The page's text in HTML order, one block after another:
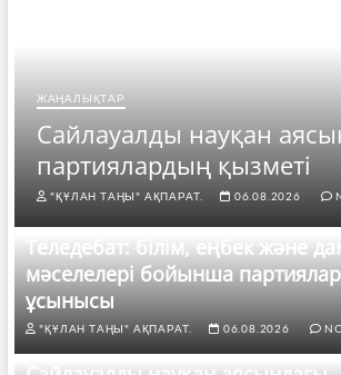
ЖАҢАЛЫҚТАР
Сайлауалды науқан
партиялардың қызметі
"ҚҰЛАН ТАҢЫ" АҚПАРАТ. 06.08.2026
Теледебат: білім, еңбек және
мәселелері бойынша
ұсынысы
"ҚҰЛАН ТАҢЫ" АҚПАРАТ. 06.08.2026